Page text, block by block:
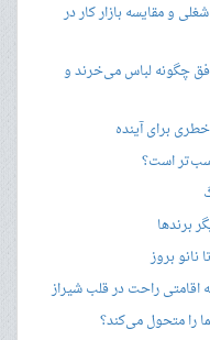
و مقایسه بازار کار در
چگونه لباس می‌خرند و
برای آینده
است؟
برندها
نانو بروز
اقامتی راحت در قلب شیراز